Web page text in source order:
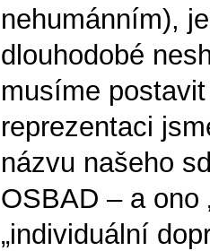
nehumánním),
dlouhodobé
musíme
reprezentaci
názvu našeho
OSBAD – a ono
„individuální